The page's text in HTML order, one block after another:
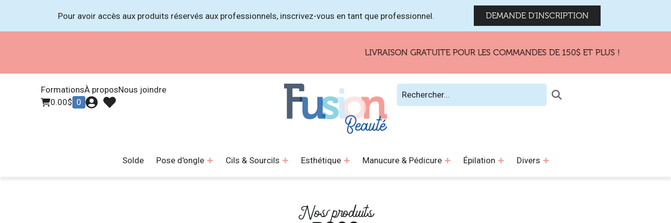
Pour avoir accès aux produits réservés aux professionnels, inscrivez-vous en tant que professionnel. DEMANDE D'INSCRIPTION
LIVRAISON GRATUITE POUR LES COMMANDES DE 150$ ET PLUS !
FormationsÀ proposNous joindre
0.00$ 0
Solde Pose d'ongle Cils & Sourcils Esthétique Manucure & Pédicure Épilation Divers
Nos produits